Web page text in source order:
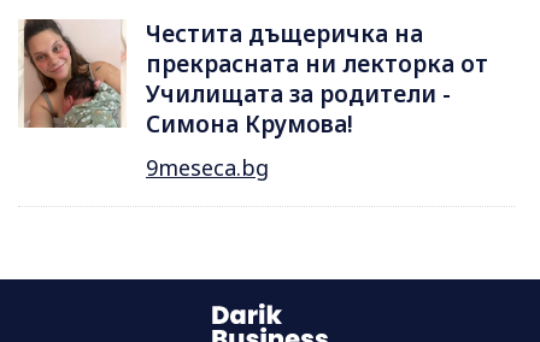
Честита дъщеричка на
прекрасната ни лекторка от
Училищата за родители -
Симона Крумова!
9meseca.bg